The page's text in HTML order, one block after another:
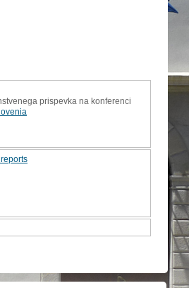
prispevka na konferenci